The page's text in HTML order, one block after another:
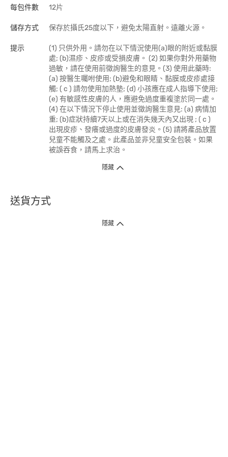
每包件數 12片
儲存方式 保存於攝氏25度以下，避免太陽直射。遠離火源。
提示
(1) 只供外用。請勿在以下情況使用(a)眼的附近或黏膜
處; (b)濕疹、皮疹或受損皮膚。 (2) 如果你對外用藥物
過敏，請在使用前徵詢醫生的意見。(3) 使用此藥時:
(a) 按醫生囑咐使用; (b)避免和眼睛、黏膜或皮疹處接
觸; ( c ) 請勿使用加熱墊; (d) 小孩應在成人指導下使用;
(e) 有敏感性皮膚的人，應避免過度重複塗於同一處。
(4) 在以下情況下停止使用並徵詢醫生意見: (a) 病情加
重; (b)症狀持續7天以上或在消失幾天內又出現 ; ( c )
出現皮疹、發癢或過度的皮膚發炎。(5) 請將產品放置
兒童不能觸及之處。此產品並非兒童安全包裝。如果
被誤吞食，請馬上求治。
隱藏
送貨方式
1. 送貨到府（受衛生署條例規管產品除外 ）
隱藏